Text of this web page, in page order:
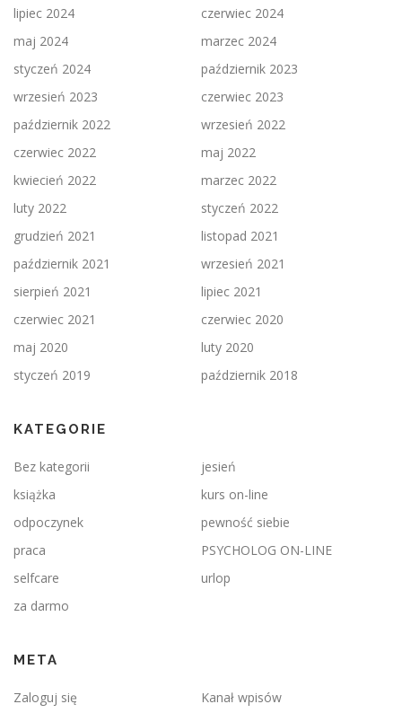
lipiec 2024
czerwiec 2024
maj 2024
marzec 2024
styczeń 2024
październik 2023
wrzesień 2023
czerwiec 2023
październik 2022
wrzesień 2022
czerwiec 2022
maj 2022
kwiecień 2022
marzec 2022
luty 2022
styczeń 2022
grudzień 2021
listopad 2021
październik 2021
wrzesień 2021
sierpień 2021
lipiec 2021
czerwiec 2021
czerwiec 2020
maj 2020
luty 2020
styczeń 2019
październik 2018
KATEGORIE
Bez kategorii
jesień
książka
kurs on-line
odpoczynek
pewność siebie
praca
PSYCHOLOG ON-LINE
selfcare
urlop
za darmo
META
Zaloguj się Kanał wpisów